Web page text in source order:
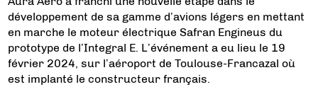
développement de sa gamme d’avions légers en mettant
en marche le moteur électrique Safran Engineus du
prototype de l’Integral E. L’événement a eu lieu le 19
février 2024, sur l’aéroport de Toulouse-Francazal où
est implanté le constructeur français.